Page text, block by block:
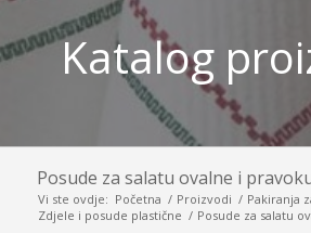
Katalog
Posude za salatu ovalne i
Vi ste ovdje: Početna / Proizvodi / Pakiranja
Zdjele i posude plastične / Posude za salatu